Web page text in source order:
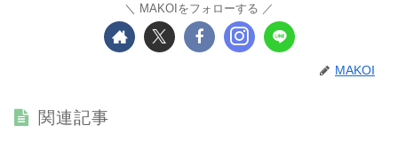
MAKOIをフォローする
MAKOI
関連記事